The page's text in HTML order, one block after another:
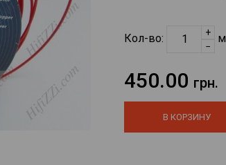
Кол-во:
−
+ м
450.00 грн.
В КОРЗИНУ